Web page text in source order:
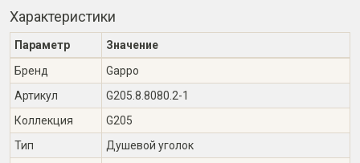
Характеристики
Параметр
Значение
Бренд
Gappo
Артикул
G205.8.8080.2-1
Коллекция
G205
Тип
Душевой уголок